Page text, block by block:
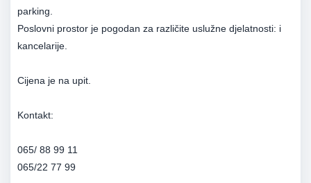
parking.
Poslovni prostor je pogodan za različite uslužne djelatnosti: i
kancelarije.
Cijena je na upit.
Kontakt:
065/ 88 99 11
065/22 77 99